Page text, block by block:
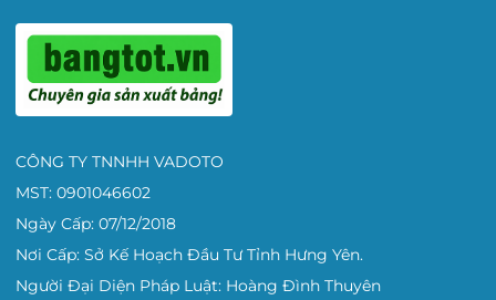
CÔNG TY TNNHH VADOTO
MST: 0901046602
Ngày Cấp: 07/12/2018
Nơi Cấp: Sở Kế Hoạch Đầu Tư Tỉnh Hưng Yên.
Người Đại Diện Pháp Luật: Hoàng Đình Thuyên